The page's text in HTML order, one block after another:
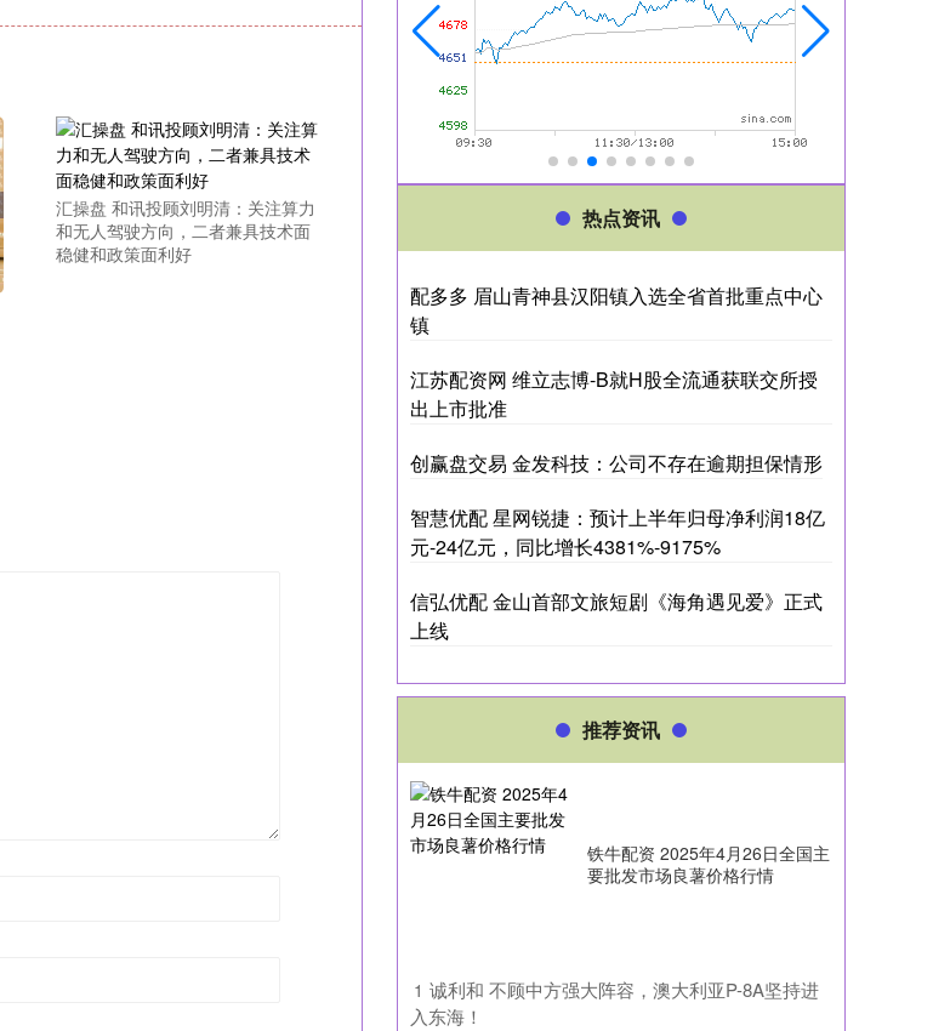
汇操盘 和讯投顾刘明清：关注算力
和无人驾驶方向，二者兼具技术面
稳健和政策面利好
热点资讯
配多多 眉山青神县汉阳镇入选全省首批重点中心
镇
江苏配资网 维立志博-B就H股全流通获联交所授
出上市批准
创赢盘交易 金发科技：公司不存在逾期担保情形
智慧优配 星网锐捷：预计上半年归母净利润18亿
元-24亿元，同比增长4381%-9175%
信弘优配 金山首部文旅短剧《海角遇见爱》正式
上线
推荐资讯
铁牛配资 2025年4月26日全国主
要批发市场良薯价格行情
1 ​诚利和 不顾中方强大阵容，澳大利亚P-8A坚持进
入东海！